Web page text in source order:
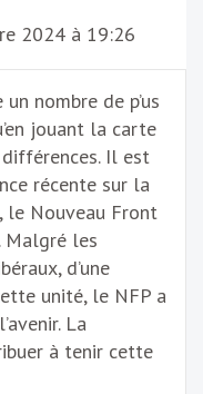
2024 à 19:26
nombre de p’us
jouant la carte
Il est
récente sur la
le Nouveau Front
Malgré les
d’une
unité, le NFP a
La
à tenir cette